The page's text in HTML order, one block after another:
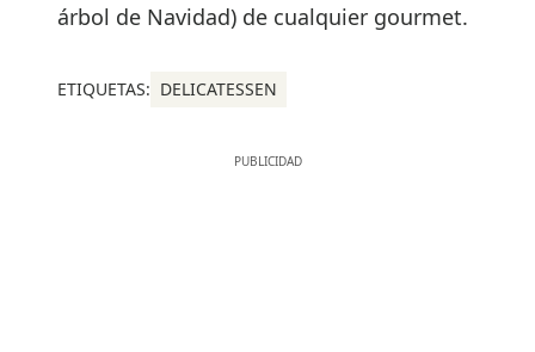
árbol de Navidad) de cualquier gourmet.
ETIQUETAS: DELICATESSEN